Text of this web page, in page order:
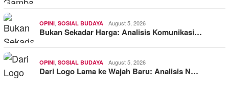
OPINI SOSIAL BUDAYA August 5, 2026
Bukan Sekadar Harga: Analisis Komunikasi…
OPINI SOSIAL BUDAYA August 5, 2026
Dari Logo Lama ke Wajah Baru: Analisis N…